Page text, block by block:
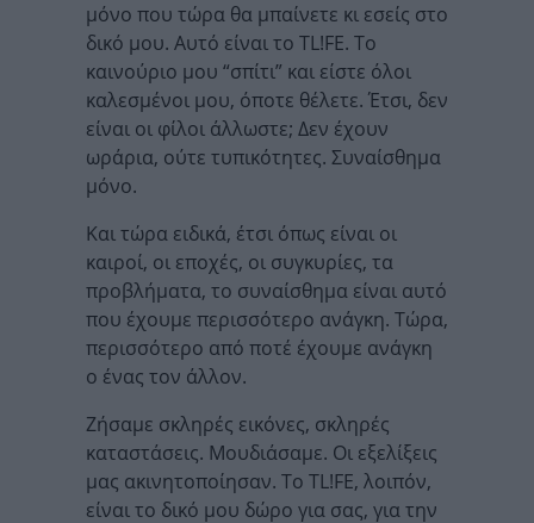
μόνο που τώρα θα μπαίνετε κι εσείς στο
δικό μου. Αυτό είναι το TL!FE. Το
καινούριο μου “σπίτι” και είστε όλοι
καλεσμένοι μου, όποτε θέλετε. Έτσι, δεν
είναι οι φίλοι άλλωστε; Δεν έχουν
ωράρια, ούτε τυπικότητες. Συναίσθημα
μόνο.
Και τώρα ειδικά, έτσι όπως είναι οι
καιροί, οι εποχές, οι συγκυρίες, τα
προβλήματα, το συναίσθημα είναι αυτό
που έχουμε περισσότερο ανάγκη. Τώρα,
περισσότερο από ποτέ έχουμε ανάγκη
ο ένας τον άλλον.
Ζήσαμε σκληρές εικόνες, σκληρές
καταστάσεις. Μουδιάσαμε. Οι εξελίξεις
μας ακινητοποίησαν. Το TL!FE, λοιπόν,
είναι το δικό μου δώρο για σας, για την